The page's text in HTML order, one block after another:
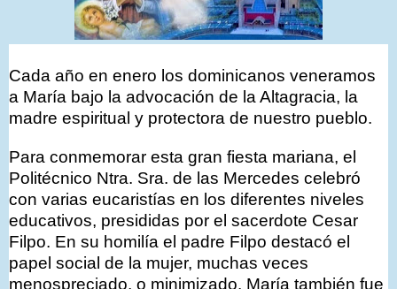
Cada año en enero los dominicanos veneramos
a María bajo la advocación de la Altagracia, la
madre espiritual y protectora de nuestro pueblo.
Para conmemorar esta gran fiesta mariana, el
Politécnico Ntra. Sra. de las Mercedes celebró
con varias eucaristías en los diferentes niveles
educativos, presididas por el sacerdote Cesar
Filpo. En su homilía el padre Filpo destacó el
papel social de la mujer, muchas veces
menospreciado, o minimizado. María también fue